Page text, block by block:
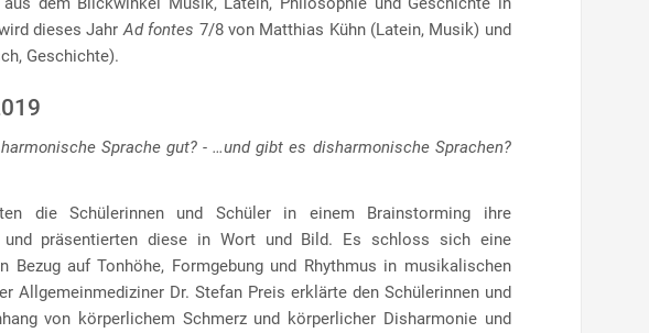
dieses Jahr Ad fontes 7/8 von Matthias Kühn (Latein, Musik) und
Geschichte).
Sprache gut? - …und gibt es disharmonische Sprachen?
die Schülerinnen und Schüler in einem Brainstorming ihre
präsentierten diese in Wort und Bild. Es schloss sich eine
Bezug auf Tonhöhe, Formgebung und Rhythmus in musikalischen
Allgemeinmediziner Dr. Stefan Preis erklärte den Schülerinnen und
von körperlichem Schmerz und körperlicher Disharmonie und